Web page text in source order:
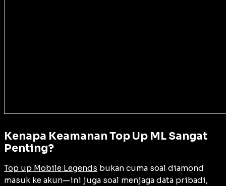
Kenapa Keamanan Top Up ML Sangat
Penting?
Top up Mobile Legends bukan cuma soal diamond
masuk ke akun—ini juga soal menjaga data pribadi,